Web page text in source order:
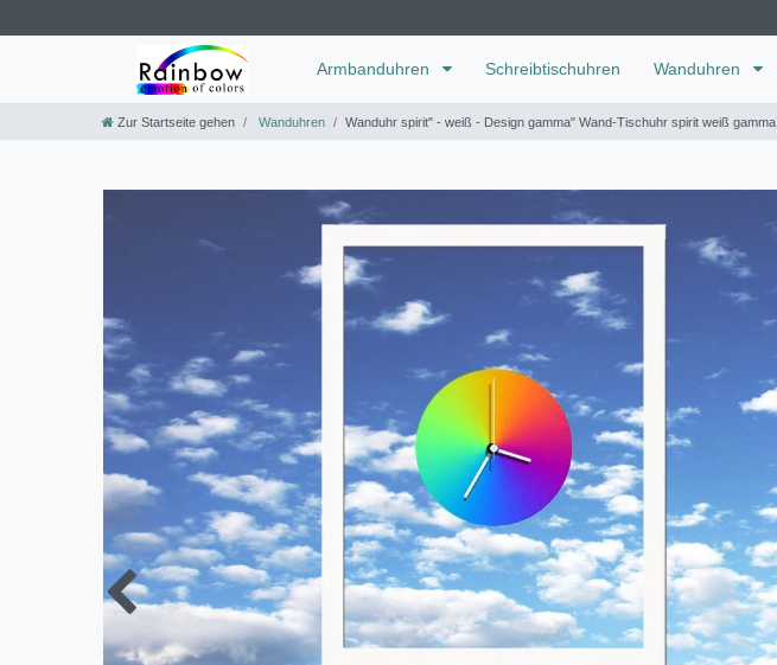
Armbanduhren Schreibtischuhren Wanduhren
Zur Startseite gehen Wanduhren Wanduhr spirit" - weiß - Design gamma" Wand-Tischuhr spirit weiß gamma